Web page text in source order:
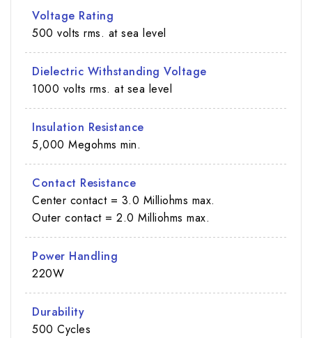
Voltage Rating
500 volts rms. at sea level
Dielectric Withstanding Voltage
1000 volts rms. at sea level
Insulation Resistance
5,000 Megohms min.
Contact Resistance
Center contact = 3.0 Milliohms max.
Outer contact = 2.0 Milliohms max.
Power Handling
220W
Durability
500 Cycles